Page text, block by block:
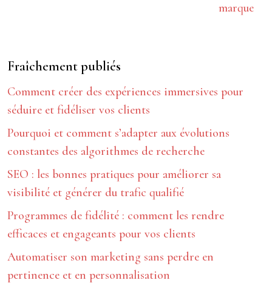
marque
Fraîchement publiés
Comment créer des expériences immersives pour
séduire et fidéliser vos clients
Pourquoi et comment s’adapter aux évolutions
constantes des algorithmes de recherche
SEO : les bonnes pratiques pour améliorer sa
visibilité et générer du trafic qualifié
Programmes de fidélité : comment les rendre
efficaces et engageants pour vos clients
Automatiser son marketing sans perdre en
pertinence et en personnalisation